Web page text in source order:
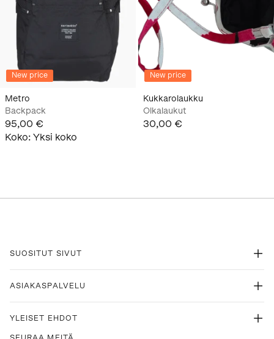
New price
Metro
Backpack
95,00 €
Koko: Yksi koko
New price
Kukkarolaukku
Olkalaukut
30,00 €
SUOSITUT SIVUT
ASIAKASPALVELU
YLEISET EHDOT